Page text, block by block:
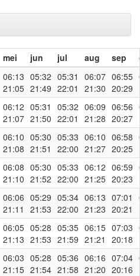
mei jun jul aug sep
06:13
21:05
05:32
21:49
05:31
22:01
06:07
21:30
06:55
20:29
06:12
21:07
05:31
21:50
05:32
22:01
06:09
21:28
06:56
20:27
06:10
21:08
05:30
21:51
05:33
22:00
06:10
21:27
06:58
20:25
06:08
21:10
05:30
21:52
05:33
22:00
06:12
21:25
06:59
20:23
06:06
21:11
05:29
21:53
05:34
22:00
06:13
21:23
07:01
20:21
06:05
21:13
05:28
21:53
05:35
21:59
06:15
21:21
07:03
20:18
06:03
21:15
05:28
21:54
05:36
21:58
06:16
21:20
07:04
20:16